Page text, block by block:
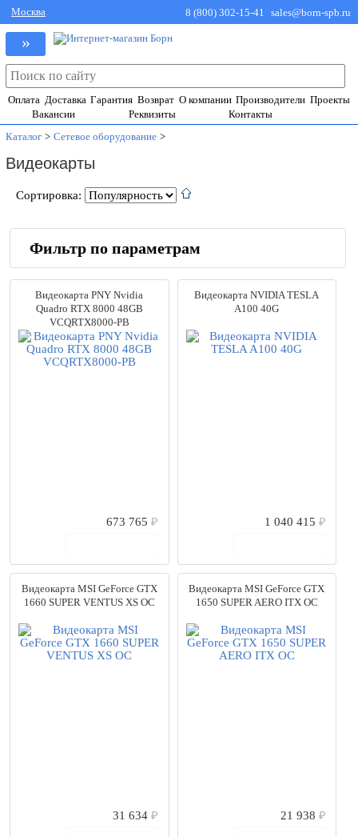
Москва 8 (800) 302-15-41 sales@born-spb.ru
»
Оплата Доставка Гарантия Возврат О компании Производители Проекты
Вакансии
Реквизиты
Контакты
Каталог > Сетевое оборудование >
Видеокарты
Сортировка:
Фильтр по параметрам
Производители
ASUS
(54)
Gigabyte
(40)
MSI
(74)
NVIDIA
(22)
PNY
(27)
Видеокарта PNY Nvidia
Quadro RTX 8000 48GB
VCQRTX8000-PB
673 765₽
Видеокарта NVIDIA TESLA
A100 40G
1 040 415 ₽
Видеокарта MSI GeForce GTX
1660 SUPER VENTUS XS OC
31 634₽
Видеокарта MSI GeForce GTX
1650 SUPER AERO ITX OC
21 938 ₽